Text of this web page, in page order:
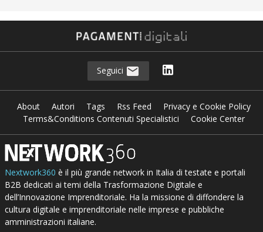
Seguici
About Autori Tags Rss Feed
Privacy e Cookie Policy
Terms&Conditions Contenuti Specialistici
Cookie Center
Nextwork360 è il più grande network in Italia di testate e portali
B2B dedicati ai temi della Trasformazione Digitale e
dell’Innovazione Imprenditoriale. Ha la missione di diffondere la
cultura digitale e imprenditoriale nelle imprese e pubbliche
amministrazioni italiane.